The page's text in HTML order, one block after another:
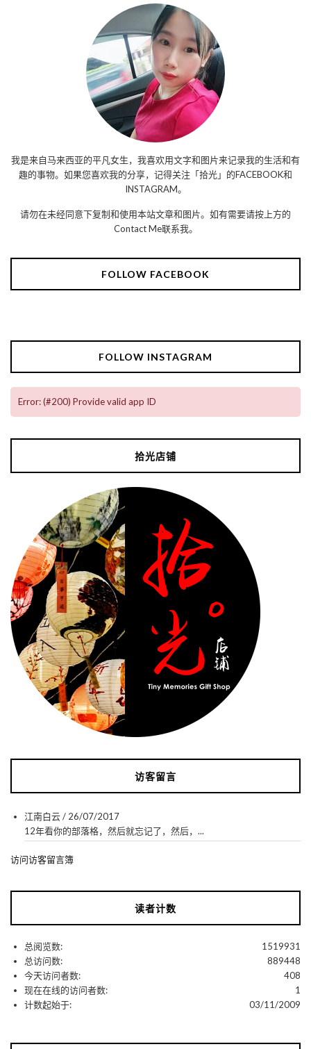
我是来自马来西亚的平凡女生，我喜欢用文字和图片来记录我的生活和有
趣的事物。如果您喜欢我的分享，记得关注「拾光」的FACEBOOK和
INSTAGRAM。
请勿在未经同意下复制和使用本站文章和图片。如有需要请按上方的
Contact Me联系我。
FOLLOW FACEBOOK
FOLLOW INSTAGRAM
Error: (#200) Provide valid app ID
拾光店铺
访客留言
江南白云/ 26/07/2017
12年看你的部落格，然后就忘记了，然后，...
访问访客留言簿
读者计数
1519931
总阅览数:
889448
总访问数:
408
今天访问者数:
1
现在在线的访问者数:
03/11/2009
计数起始于: